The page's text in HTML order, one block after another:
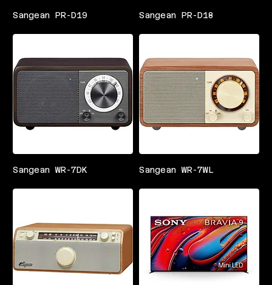
Sangean PR-D19 Sangean PR-D18
Sangean WR-7DK Sangean WR-7WL